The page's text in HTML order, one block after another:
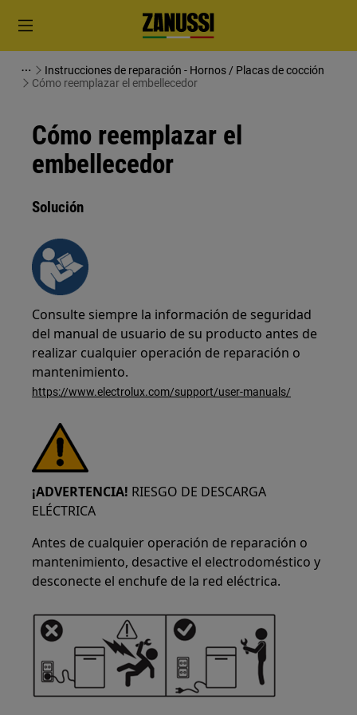
Instrucciones de reparación - Hornos / Placas de cocción
Cómo reemplazar el embellecedor
Cómo reemplazar el
embellecedor
Solución
Consulte siempre la información de seguridad
del manual de usuario de su producto antes de
realizar cualquier operación de reparación o
mantenimiento.
https://www.electrolux.com/support/user-manuals/
¡ADVERTENCIA! RIESGO DE DESCARGA
ELÉCTRICA
Antes de cualquier operación de reparación o
mantenimiento, desactive el electrodoméstico y
desconecte el enchufe de la red eléctrica.